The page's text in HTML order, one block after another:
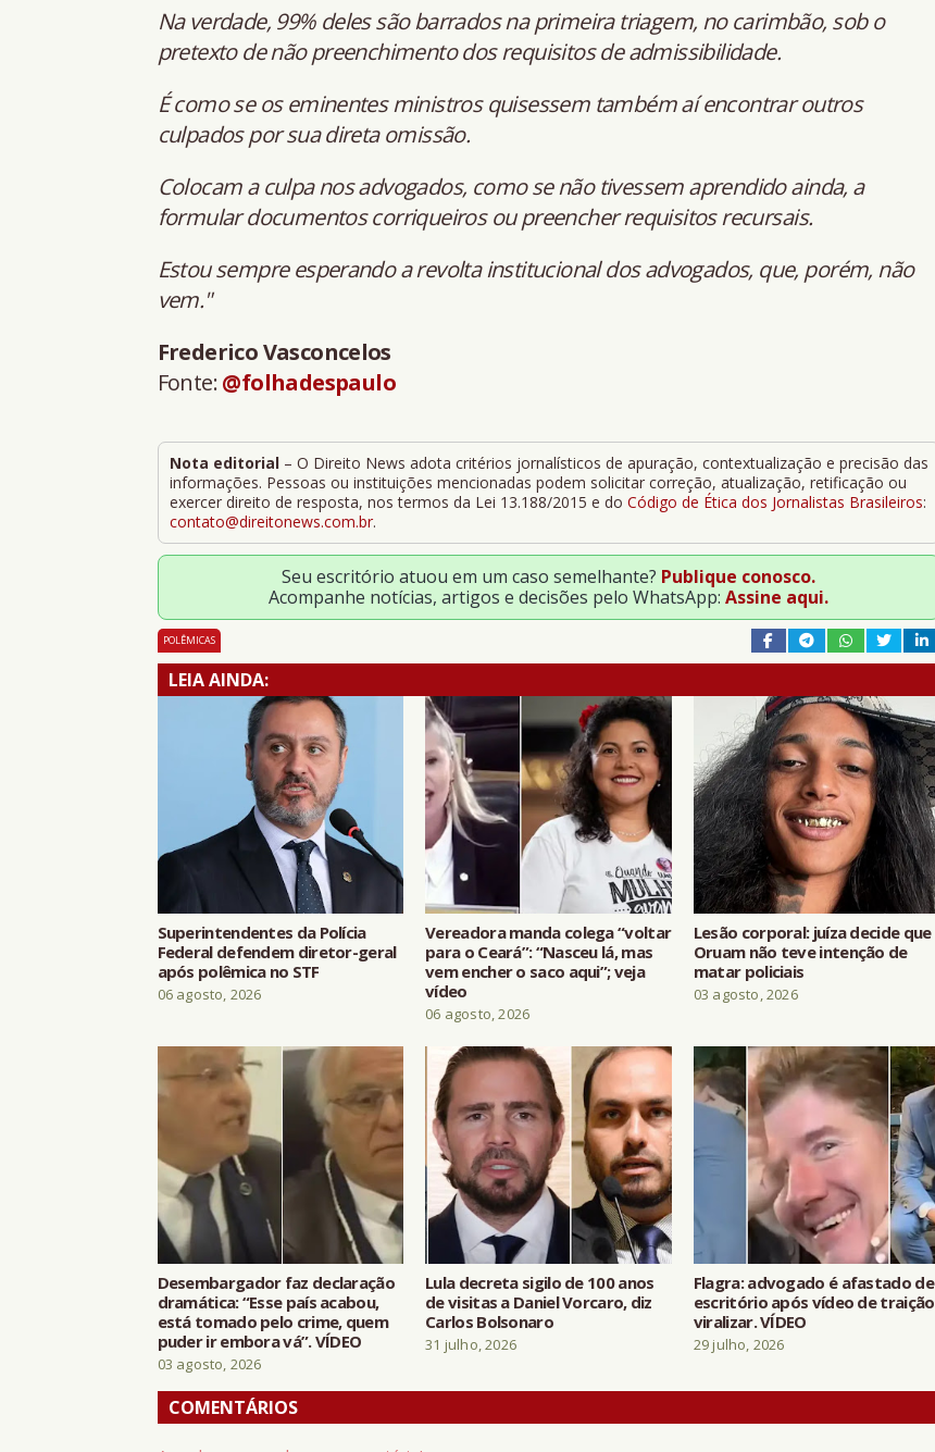
Na verdade, 99% deles são barrados na primeira triagem, no carimbão, sob o
pretexto de não preenchimento dos requisitos de admissibilidade.
É como se os eminentes ministros quisessem também aí encontrar outros
culpados por sua direta omissão.
Colocam a culpa nos advogados, como se não tivessem aprendido ainda, a
formular documentos corriqueiros ou preencher requisitos recursais.
Estou sempre esperando a revolta institucional dos advogados, que, porém, não
vem."
Frederico Vasconcelos
Fonte:@folhadespaulo
Nota editorial– O Direito News adota critérios jornalísticos de apuração, contextualização e precisão das
informações. Pessoas ou instituições mencionadas podem solicitar correção, atualização, retificação ou
exercer direito de resposta, nos termos da Lei 13.188/2015 e do Código de Ética dos Jornalistas Brasileiros:
contato@direitonews.com.br.
Seu escritório atuou em um caso semelhante? Publique conosco.
Acompanhe notícias, artigos e decisões pelo WhatsApp: Assine aqui.
POLÊMICAS
LEIA AINDA:
Superintendentes da Polícia
Federal defendem diretor-geral
após polêmica no STF
06 agosto, 2026
Vereadora manda colega “voltar
para o Ceará”: “Nasceu lá, mas
vem encher o saco aqui”; veja
vídeo
06 agosto, 2026
Lesão corporal: juíza decide que
Oruam não teve intenção de
matar policiais
03 agosto, 2026
Desembargador faz declaração
dramática: “Esse país acabou,
está tomado pelo crime, quem
puder ir embora vá”. VÍDEO
03 agosto, 2026
Lula decreta sigilo de 100 anos
de visitas a Daniel Vorcaro, diz
Carlos Bolsonaro
31 julho, 2026
Flagra: advogado é afastado de
escritório após vídeo de traição
viralizar. VÍDEO
29 julho, 2026
COMENTÁRIOS